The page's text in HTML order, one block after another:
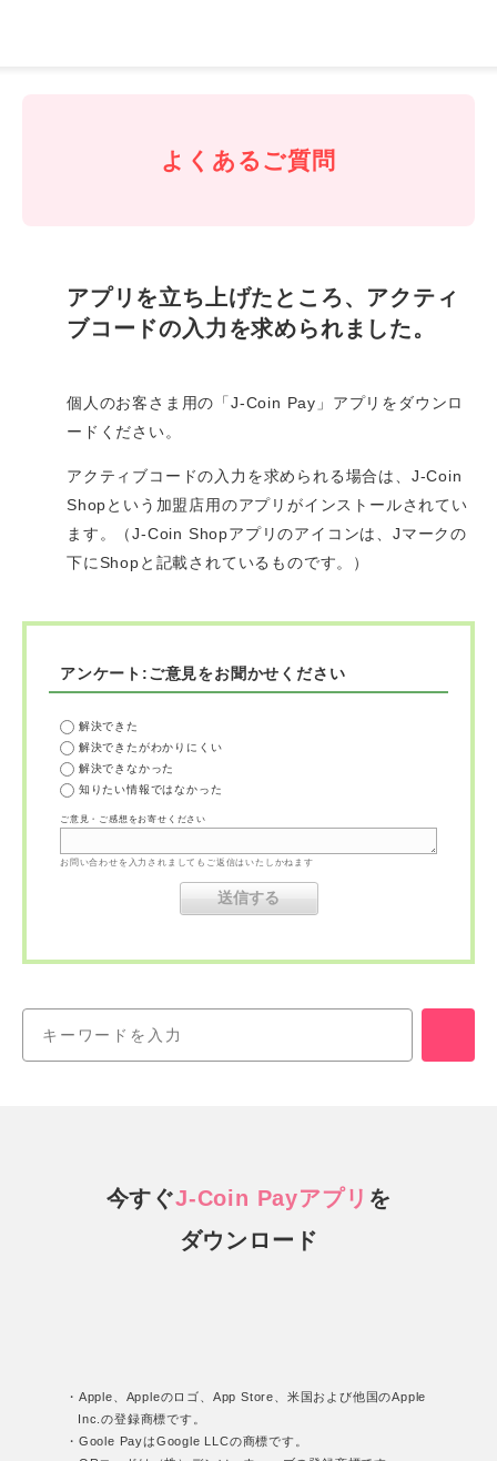
よくあるご質問
アプリを立ち上げたところ、アクティ
ブコードの入力を求められました。
個人のお客さま用の「J-Coin Pay」アプリをダウンロ
ードください。
アクティブコードの入力を求められる場合は、J-Coin
Shopという加盟店用のアプリがインストールされてい
ます。（J-Coin Shopアプリのアイコンは、Jマークの
下にShopと記載されているものです。）
アンケート:ご意見をお聞かせください
解決できた
解決できたがわかりにくい
解決できなかった
知りたい情報ではなかった
ご意見・ご感想をお寄せください
お問い合わせを入力されましてもご返信はいたしかねます
今すぐJ-Coin Payアプリ を
ダウンロード
・Apple、Appleのロゴ、App Store、米国および他国のApple
Inc.の登録商標です。
・Goole PayはGoogle LLCの商標です。